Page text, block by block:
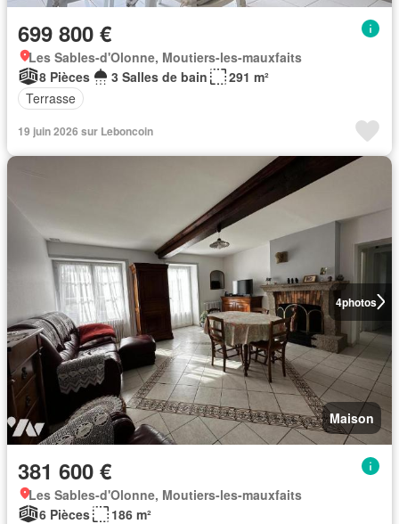
699 800 €
Les Sables-d'Olonne, Moutiers-les-mauxfaits
8 Pièces
3 Salles de bain
291 m²
Terrasse
19 juin 2026 sur Leboncoin
4photos
Maison
381 600 €
Les Sables-d'Olonne, Moutiers-les-mauxfaits
6 Pièces
186 m²